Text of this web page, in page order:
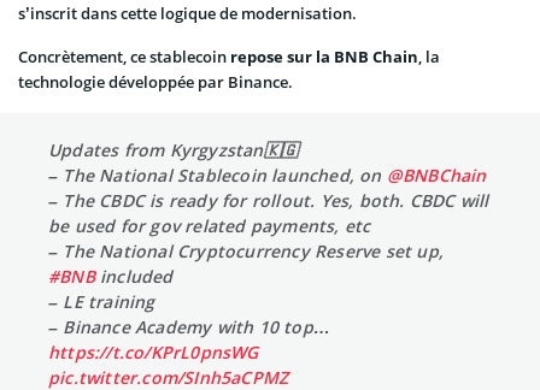
s’inscrit dans cette logique de modernisation.
Concrètement, ce stablecoin repose sur la BNB Chain, la
technologie développée par Binance.
Updates from Kyrgyzstan🇰🇬
– The National Stablecoin launched, on @BNBChain
– The CBDC is ready for rollout. Yes, both. CBDC will
be used for gov related payments, etc
– The National Cryptocurrency Reserve set up,
#BNBincluded
– LE training
– Binance Academy with 10 top…
https://t.co/KPrL0pnsWG
pic.twitter.com/SInh5aCPMZ